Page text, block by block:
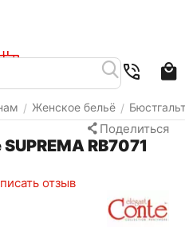
/ Женское бельё /
Поделиться
RB7071
отзыв